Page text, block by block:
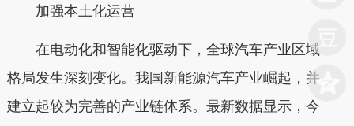
加强本土化运营
在电动化和智能化驱动下，全球汽车产业区域
格局发生深刻变化。我国新能源汽车产业崛起，并
建立起较为完善的产业链体系。最新数据显示，今